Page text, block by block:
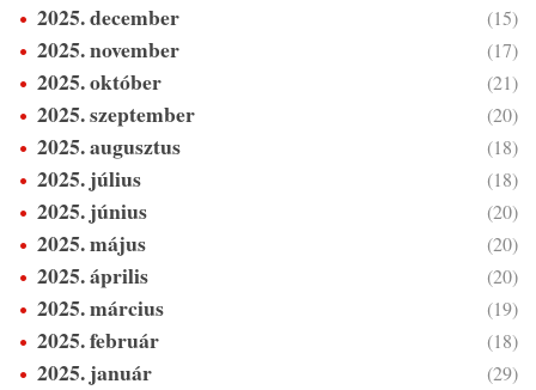
2025. december (15)
2025. november (17)
2025. október (21)
2025. szeptember (20)
2025. augusztus (18)
2025. július (18)
2025. június (20)
2025. május (20)
2025. április (20)
2025. március (19)
2025. február (18)
2025. január (29)